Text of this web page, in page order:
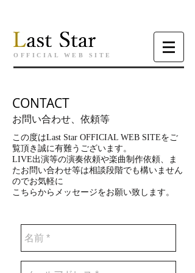
OFFICIAL WEB SITE
CONTACT
お問い合わせ、依頼等
この度はLast Star OFFICIAL WEB SITEをご
覧頂き誠に有難うございます。
LIVE出演等の演奏依頼や楽曲制作依頼、ま
たお問い合わせ等は相談段階でも構いません
のでお気軽に
こちらからメッセージをお願い致します。